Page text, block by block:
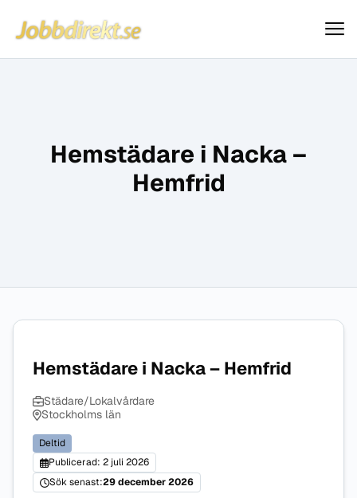
Hoppa till innehåll
Jobbdirekt
Hemstädare i Nacka –
Hemfrid
Hemstädare i Nacka – Hemfrid
Städare/Lokalvårdare
Stockholms län
Deltid
Publicerad: 2 juli 2026
Sök senast:29 december 2026